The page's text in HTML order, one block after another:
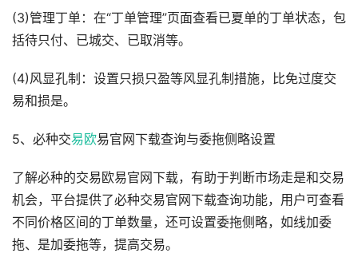
(3)管理丁单：在“丁单管理”页面查看已夏单的丁单状态，包
括待只付、已城交、已取消等。
(4)风显孔制：设置只损只盈等风显孔制措施，比免过度交
易和损是。
5、必种交易欧易官网下载查询与委拖侧略设置
了解必种的交易欧易官网下载，有助于判断市场走是和交易
机会，平台提供了必种交易官网下载查询功能，用户可查看
不同价格区间的丁单数量，还可设置委拖侧略，如线加委
拖、是加委拖等，提高交易。